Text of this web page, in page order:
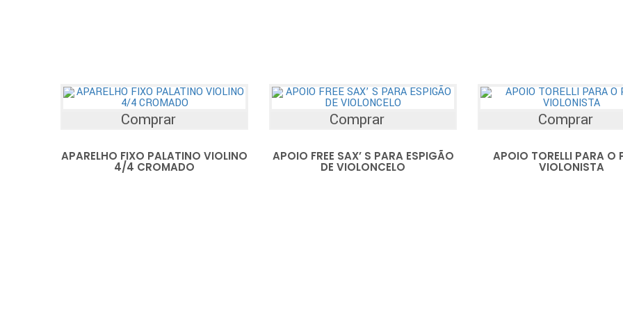
Comprar
APARELHO FIXO PALATINO VIOLINO
4/4 CROMADO
Comprar
APOIO FREE SAX’ S PARA ESPIGÃO
DE VIOLONCELO
Comprar
APOIO TORELLI PARA O
VIOLONISTA